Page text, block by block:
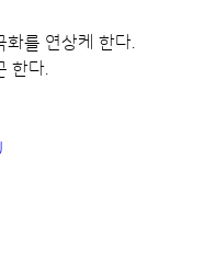
화를 연상케 한다.
한다.